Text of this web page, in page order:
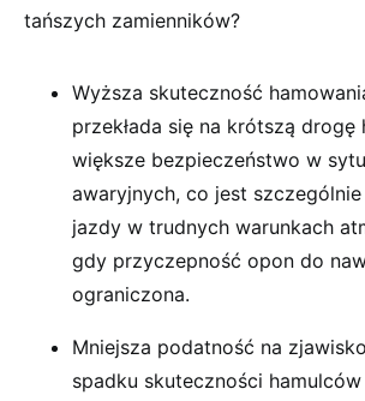
tańszych zamienników?
Wyższa skuteczność
przekłada się na krótszą drogę
większe bezpieczeństwo w
awaryjnych, co jest
jazdy w trudnych warunkach
gdy przyczepność opon do
ograniczona.
Mniejsza podatność na zjawisko
spadku skuteczności